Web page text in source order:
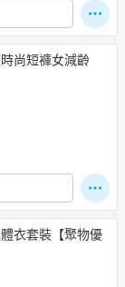
尚短褲女減齡
衣套裝【聚物優